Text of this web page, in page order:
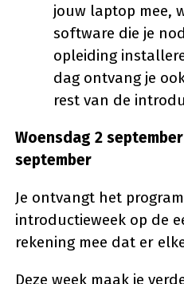
jouw laptop mee,
software die je
opleiding
dag ontvang je
rest van de
Woensdag 2
september
Je ontvangt het
introductieweek op de
rekening mee dat er
Deze week maak je